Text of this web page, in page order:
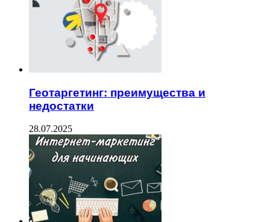
Геотаргетинг: преимущества и
недостатки
28.07.2025